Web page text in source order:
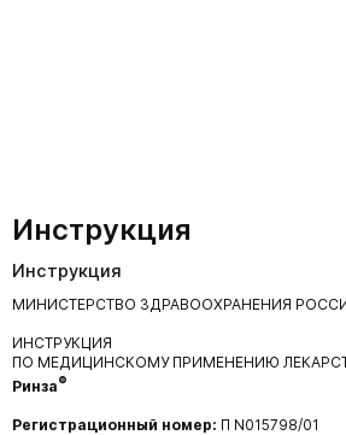
Инструкция
Инструкция
МИНИСТЕРСТВО ЗДРАВООХРАНЕНИЯ
ИНСТРУКЦИЯ
ПО МЕДИЦИНСКОМУ ПРИМЕНЕНИЮ
Ринза®
Регистрационный номер: П N015798/01